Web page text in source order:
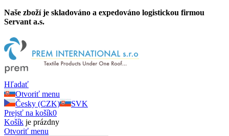
Naše zboží je skladováno a expedováno logistickou firmou
Servant a.s.
Hľadať
Otvoriť menu
Česky (CZK)
SVK
Prejsť na košík0
Košík je prázdny
Otvoriť menu